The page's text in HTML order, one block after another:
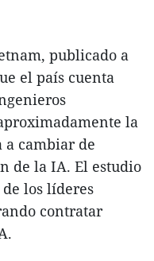
publicado a
el país cuenta
la
cambiar de
de la IA. El estudio
los líderes
contratar